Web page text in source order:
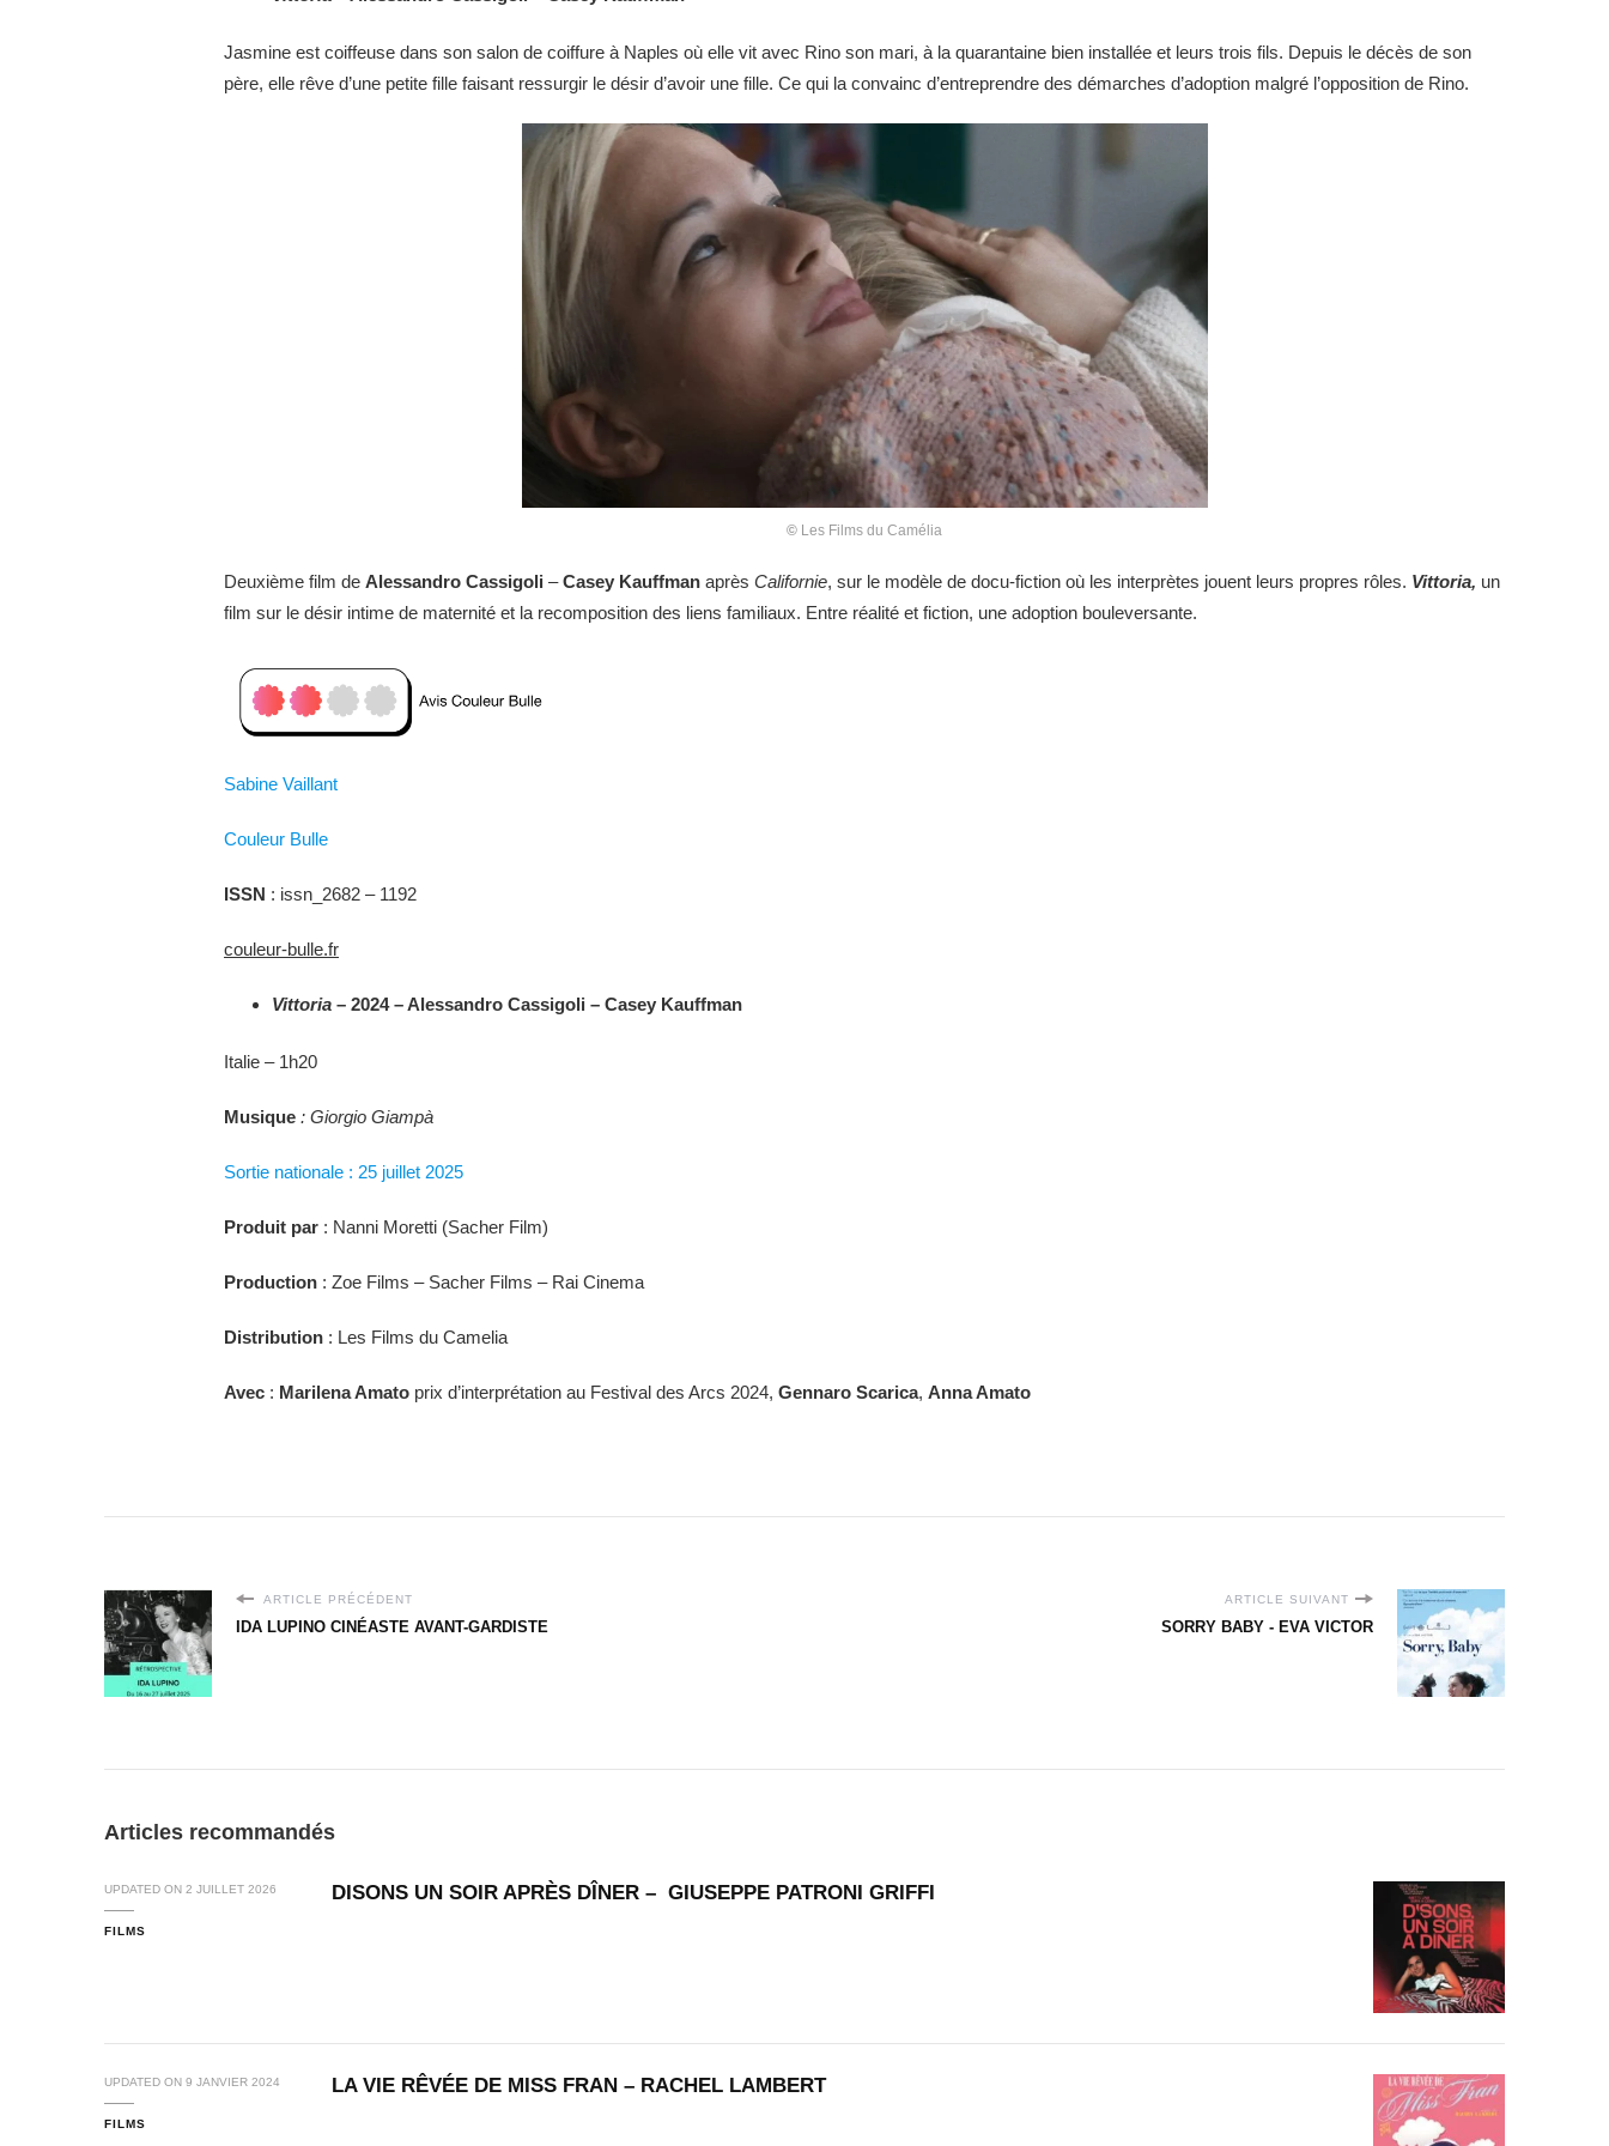
Jasmine est coiffeuse dans son salon de coiffure à Naples où elle vit avec Rino son mari, à la quarantaine bien installée et leurs trois fils. Depuis le décès de son
père, elle rêve d’une petite fille faisant ressurgir le désir d’avoir une fille. Ce qui la convainc d’entreprendre des démarches d’adoption malgré l’opposition de Rino.
© Les Films du Camélia
Deuxième film de Alessandro Cassigoli –Casey Kauffman après Californie, sur le modèle de docu-fiction où les interprètes jouent leurs propres rôles. Vittoria, un
film sur le désir intime de maternité et la recomposition des liens familiaux. Entre réalité et fiction, une adoption bouleversante.
Sabine Vaillant
Couleur Bulle
ISSN : issn_2682 – 1192
couleur-bulle.fr
Vittoria – 2024 – Alessandro Cassigoli – Casey Kauffman
Italie – 1h20
Musique : Giorgio Giampà
Sortie nationale : 25 juillet 2025
Produit par : Nanni Moretti (Sacher Film)
Production : Zoe Films – Sacher Films – Rai Cinema
Distribution : Les Films du Camelia
Avec : Marilena Amato prix d’interprétation au Festival des Arcs 2024, Gennaro Scarica, Anna Amato
ARTICLE PRÉCÉDENT
IDA LUPINO CINÉASTE AVANT-GARDISTE
ARTICLE SUIVANT
SORRY BABY - EVA VICTOR
Articles recommandés
UPDATED ON 2 JUILLET 2026
FILMS
DISONS UN SOIR APRÈS DÎNER – GIUSEPPE PATRONI GRIFFI
UPDATED ON 9 JANVIER 2024
FILMS
LA VIE RÊVÉE DE MISS FRAN – RACHEL LAMBERT